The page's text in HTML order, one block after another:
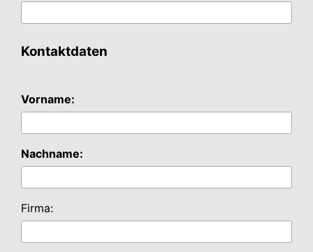
Kontaktdaten
Vorname:
Nachname:
Firma: